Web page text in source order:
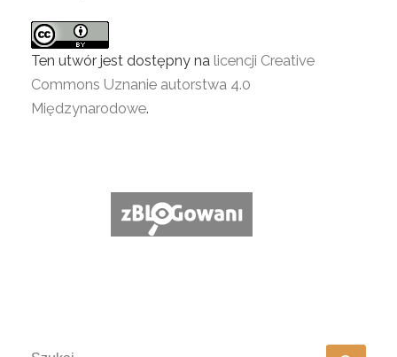
Ten utwór jest dostępny na licencji Creative
Commons Uznanie autorstwa 4.0
Międzynarodowe.